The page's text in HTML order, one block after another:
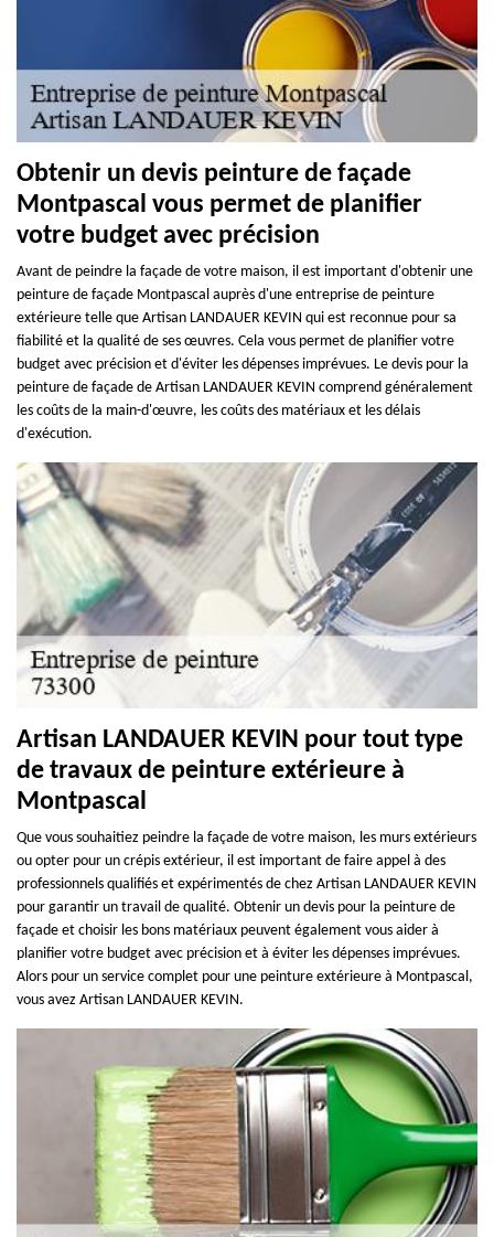
Obtenir un devis peinture de façade
Montpascal vous permet de planifier
votre budget avec précision
Avant de peindre la façade de votre maison, il est important d'obtenir une
peinture de façade Montpascal auprès d'une entreprise de peinture
extérieure telle que Artisan LANDAUER KEVIN qui est reconnue pour sa
fiabilité et la qualité de ses œuvres. Cela vous permet de planifier votre
budget avec précision et d'éviter les dépenses imprévues. Le devis pour la
peinture de façade de Artisan LANDAUER KEVIN comprend généralement
les coûts de la main-d'œuvre, les coûts des matériaux et les délais
d'exécution.
Artisan LANDAUER KEVIN pour tout type
de travaux de peinture extérieure à
Montpascal
Que vous souhaitiez peindre la façade de votre maison, les murs extérieurs
ou opter pour un crépis extérieur, il est important de faire appel à des
professionnels qualifiés et expérimentés de chez Artisan LANDAUER KEVIN
pour garantir un travail de qualité. Obtenir un devis pour la peinture de
façade et choisir les bons matériaux peuvent également vous aider à
planifier votre budget avec précision et à éviter les dépenses imprévues.
Alors pour un service complet pour une peinture extérieure à Montpascal,
vous avez Artisan LANDAUER KEVIN.